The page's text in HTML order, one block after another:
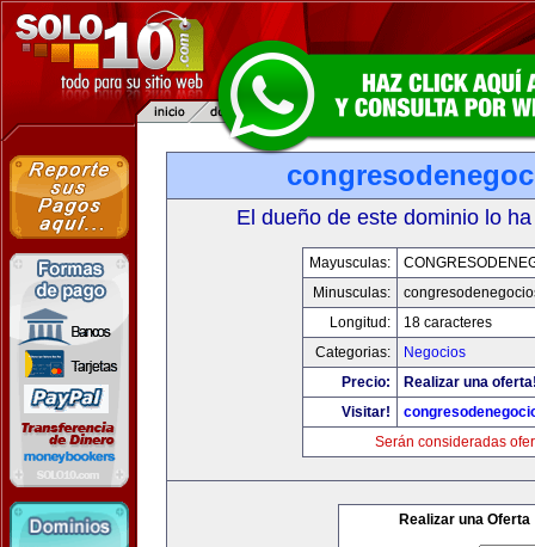
El dueño de este dominio lo
Mayusculas:
Minusculas:
Longitud:
18 caracteres
Categorias:
Negocios
Precio:
Realizar una
Visitar!
Serán consideradas
Realizar una Oferta